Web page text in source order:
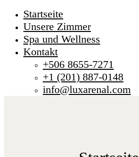
Startseite
Unsere Zimmer
Spa und Wellness
Kontakt
+506 8655-7271
+1 (201) 887-0148
info@luxarenal.com